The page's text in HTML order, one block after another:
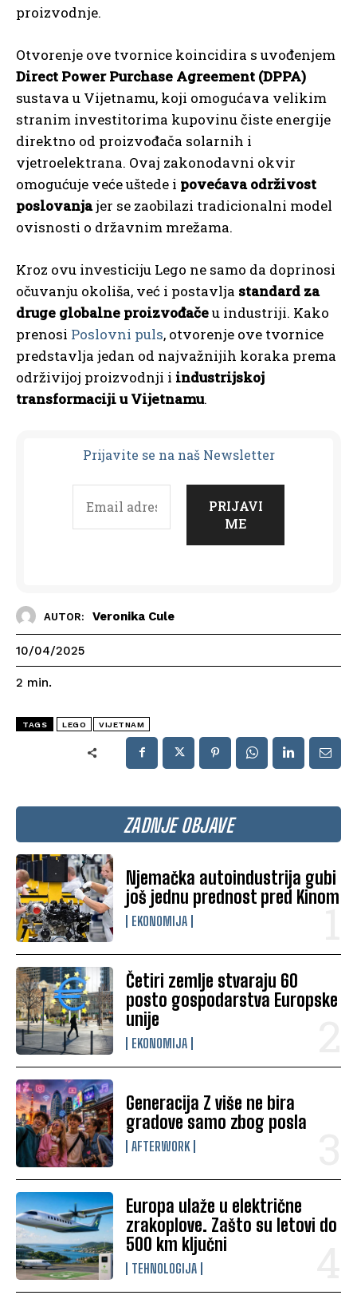
ZADNJE OBJAVE
Njemačka autoindustrija gubi
još jednu prednost pred Kinom
EKONOMIJA
Četiri zemlje stvaraju 60
posto gospodarstva Europske
unije
EKONOMIJA
Generacija Z više ne bira
gradove samo zbog posla
AFTERWORK
Europa ulaže u električne
zrakoplove. Zašto su letovi do
500 km ključni
TEHNOLOGIJA
proizvodnje.
Otvorenje ove tvornice koincidira s uvođenjem
Direct Power Purchase Agreement (DPPA)
sustava u Vijetnamu, koji omogućava velikim
stranim investitorima kupovinu čiste energije
direktno od proizvođača solarnih i
vjetroelektrana. Ovaj zakonodavni okvir
omogućuje veće uštede i povećava održivost
poslovanjajer se zaobilazi tradicionalni model
ovisnosti o državnim mrežama.
Kroz ovu investiciju Lego ne samo da doprinosi
očuvanju okoliša, već i postavlja standard za
druge globalne proizvođačeu industriji. Kako
prenosi Poslovni puls, otvorenje ove tvornice
predstavlja jedan od najvažnijih koraka prema
održivijoj proizvodnji i industrijskoj
transformaciji u Vijetnamu.
Prijavite se na naš Newsletter
AUTOR: Veronika Cule
10/04/2025
2 min.
TAGS LEGO VIJETNAM